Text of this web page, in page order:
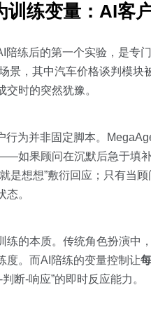
训练变量：AI客
陪练后的第一个实验，是专
景，其中汽车价格谈判模
交时的突然犹豫。
行为并非固定脚本。
如果顾问在沉默后急于填
是想想”敷衍回应；只有当
态。
练的本质。传统角色扮演中
度。而AI陪练的变量控制让
断-响应”的即时反应能力。